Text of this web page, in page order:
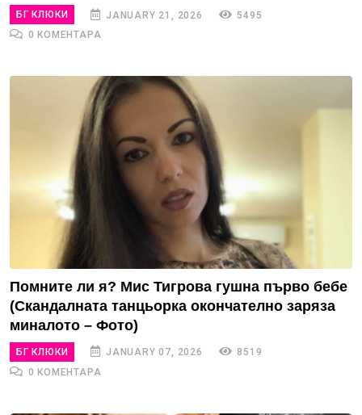
БГ КЛЮКИ JANUARY 21, 2026
5495
0 КОМЕНТАРА
Помните ли я? Мис Тигрова гушна първо бебе
(Скандалната танцьорка окончателно заряза
миналото – Фото)
БГ КЛЮКИ JANUARY 07, 2026
8519
0 КОМЕНТАРА